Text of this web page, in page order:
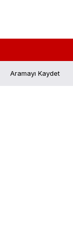
Aramayı Kaydet